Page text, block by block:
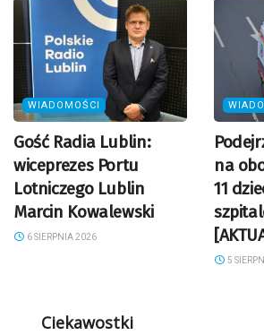
WIADOMOŚCI
Gość Radia Lublin:
wiceprezes Portu
Lotniczego Lublin
Marcin Kowalewski
6 SIERPNIA 2026
na
11
5
Ciekawostki